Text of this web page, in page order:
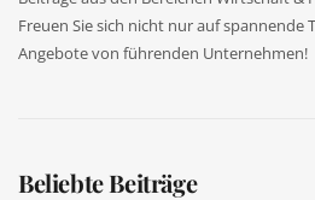
Freuen Sie sich nicht nur auf spannende
Angebote von führenden Unternehmen!
Beliebte Beiträge